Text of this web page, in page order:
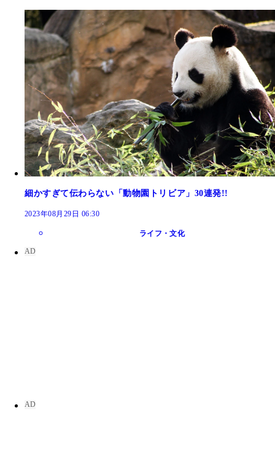
ー）
細かすぎて伝わらない「動物園トリビア」30連発!!
2023年08月29日 06:30
ライフ・文化